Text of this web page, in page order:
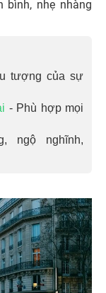
bình, nhẹ nhàng
tượng của sự
- Phù hợp mọi
ngộ nghĩnh,